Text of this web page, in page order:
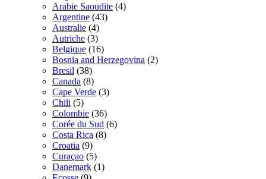
Arabie Saoudite (4)
Argentine (43)
Australie (4)
Autriche (3)
Belgique (16)
Bosnia and Herzegovina (2)
Bresil (38)
Canada (8)
Cape Verde (3)
Chili (5)
Colombie (36)
Corée du Sud (6)
Costa Rica (8)
Croatia (9)
Curaçao (5)
Danemark (1)